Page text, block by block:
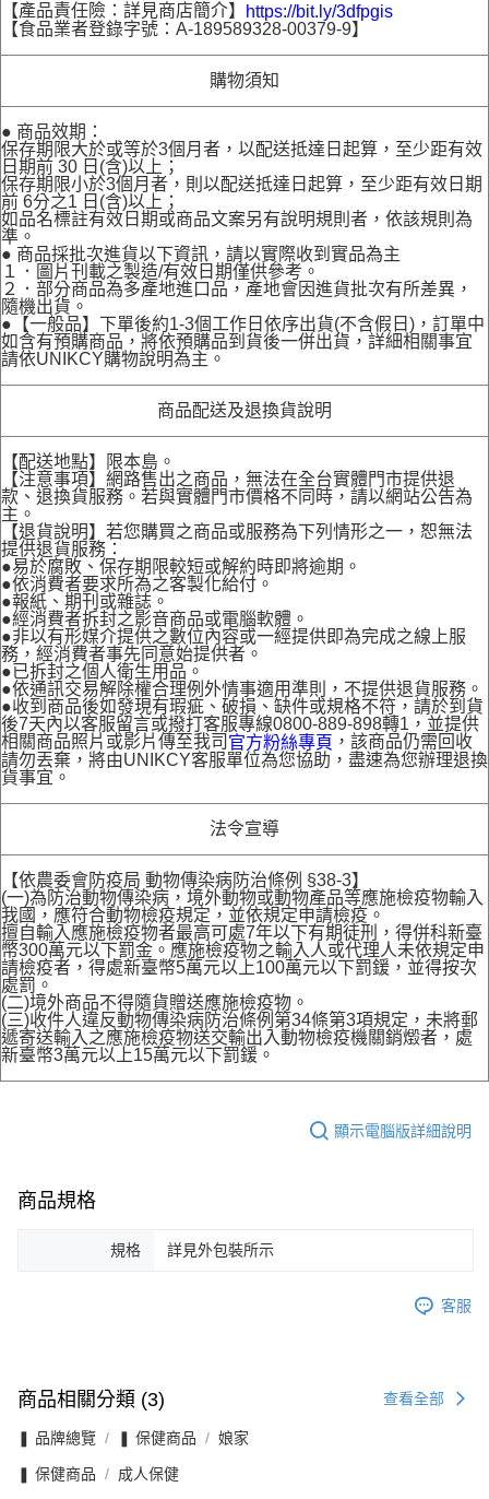
【產品責任險：詳見商店簡介】
https://bit.ly/3dfpgis
【食品業者登錄字號：A-189589328-00379-9】
購物須知
● 商品效期：
保存期限大於或等於3個月者，以配送抵達日起算，至少距有效
日期前 30 日(含)以上；
保存期限小於3個月者，則以配送抵達日起算，至少距有效日期
前 6分之1 日(含)以上；
如品名標註有效日期或商品文案另有說明規則者，依該規則為
準。
● 商品採批次進貨以下資訊，請以實際收到實品為主
１．圖片刊載之製造/有效日期僅供參考。
２．部分商品為多產地進口品，產地會因進貨批次有所差異，
隨機出貨。
●【一般品】下單後約1-3個工作日依序出貨(不含假日)，訂單中
如含有預購商品，將依預購品到貨後一併出貨，詳細相關事宜
請依UNIKCY購物說明為主。
商品配送及退換貨說明
【配送地點】限本島。
【注意事項】網路售出之商品，無法在全台實體門市提供退
款、退換貨服務。若與實體門市價格不同時，請以網站公告為
主。
【退貨說明】若您購買之商品或服務為下列情形之一，恕無法
提供退貨服務：
●易於腐敗、保存期限較短或解約時即將逾期。
●依消費者要求所為之客製化給付。
●報紙、期刊或雜誌。
●經消費者拆封之影音商品或電腦軟體。
●非以有形媒介提供之數位內容或一經提供即為完成之線上服
務，經消費者事先同意始提供者。
●已拆封之個人衛生用品。
●依通訊交易解除權合理例外情事適用準則，不提供退貨服務。
●收到商品後如發現有瑕疵、破損、缺件或規格不符，請於到貨
後7天內以客服留言或撥打客服專線0800-889-898轉1，並提供
相關商品照片或影片傳至我司 官方粉絲專頁 ，該商品仍需回收
請勿丟棄，將由UNIKCY客服單位為您協助，盡速為您辦理退換
貨事宜。
法令宣導
【依農委會防疫局 動物傳染病防治條例 §38-3】
(一)為防治動物傳染病，境外動物或動物產品等應施檢疫物輸入
我國，應符合動物檢疫規定，並依規定申請檢疫。
擅自輸入應施檢疫物者最高可處7年以下有期徒刑，得併科新臺
幣300萬元以下罰金。應施檢疫物之輸入人或代理人未依規定申
請檢疫者，得處新臺幣5萬元以上100萬元以下罰鍰，並得按次
處罰。
(二)境外商品不得隨貨贈送應施檢疫物。
(三)收件人違反動物傳染病防治條例第34條第3項規定，未將郵
遞寄送輸入之應施檢疫物送交輸出入動物檢疫機關銷燬者，處
新臺幣3萬元以上15萬元以下罰鍰。
顯示電腦版詳細說明
商品規格
規格 詳見外包裝所示
客服
商品相關分類 (3) 查看全部
❚ 品牌總覽 ❚ 保健商品 娘家
❚ 保健商品 成人保健